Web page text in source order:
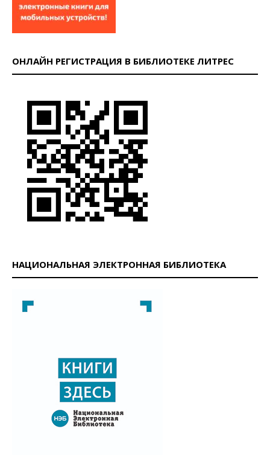
ОНЛАЙН РЕГИСТРАЦИЯ В БИБЛИОТЕКЕ ЛИТРЕС
НАЦИОНАЛЬНАЯ ЭЛЕКТРОННАЯ БИБЛИОТЕКА